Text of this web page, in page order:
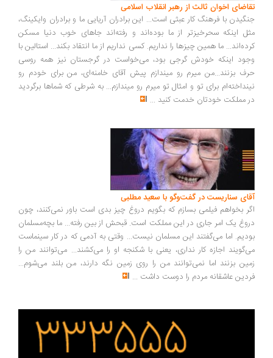
اخوان ثالث از رهبر انقلاب اسلامی
با فرهنگ کار عبثی است... این برادران آریایی ما و برادران وایکینگ،
اینکه سحرخیزتر از ما بوده‌اند و رفته‌اند جاهای خوب دنیا مسکن
ما همین چیزها را نداریم. کسی نداریم از ما انتقاد بکند... استالین با
اینکه خودش گرجی بود، می‌خواست در گرجستان نیز همه روسی
بزنند...من میرم رو میندازم پیش آقای خامنه‌ای، من برای خودم رو
برای تو و امثال تو میرم رو میندازم... به شرطی که شماها برگردید
مملکت خودتان خدمت کنید...
سناریست در گفت‌وگو با سعید مطلبی
بخواهم فیلمی بسازم که بگویم دروغ چیز بدی است باور نمی‌کنند، چون
یک امر جاری در این مملکت است. قبحش از بین رفته... ما بچه‌مسلمان
اما می‌گفتند این مسلمان نیست... وقتی به آدمی که در کار سینماست
اجازه کار نداری، یعنی با شکنجه او را می‌کشند... می‌توانند من را
بزنند اما نمی‌توانند من را روی زمین نگه دارند، من بلند می‌شوم...
عاشقانه مردم را دوست داشت ...